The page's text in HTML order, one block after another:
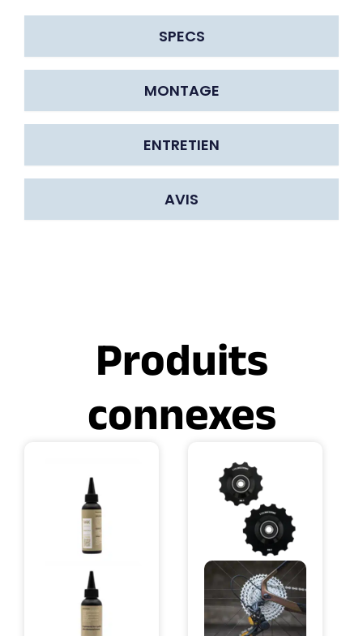
SPECS
MONTAGE
ENTRETIEN
AVIS
Produits
connexes